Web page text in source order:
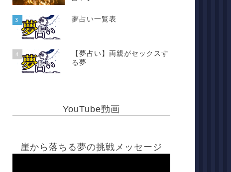
3 夢占い一覧表
4
【夢占い】両親がセックスす
る夢
YouTube動画
崖から落ちる夢の挑戦メッセージ